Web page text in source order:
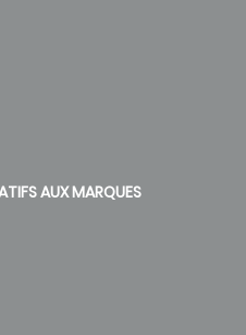
AUX MARQUES